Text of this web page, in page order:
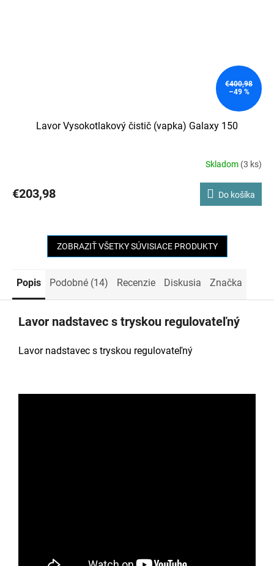
€400,98
–49 %
Lavor Vysokotlakový čistič (vapka) Galaxy 150
produktu
je
Skladom (3 ks)
€203,98 Do košíka
ZOBRAZIŤ VŠETKY SÚVISIACE PRODUKTY
Popis Podobné (14) Recenzie Diskusia Značka
Lavor nadstavec s tryskou regulovateľný
Lavor nadstavec s tryskou regulovateľný